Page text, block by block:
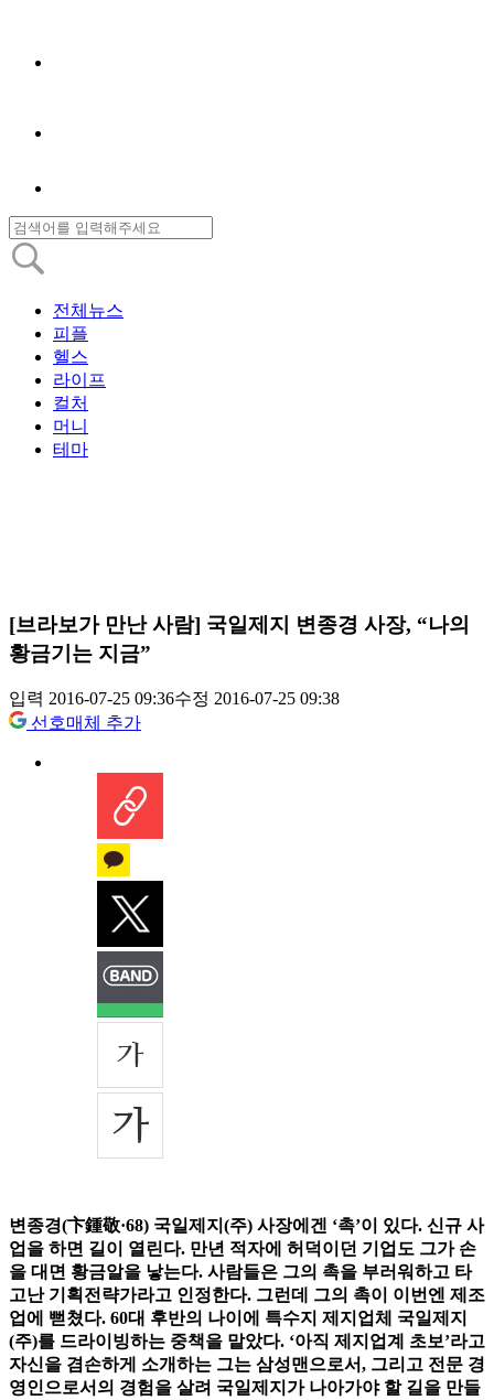
전체뉴스
피플
헬스
라이프
컬처
머니
테마
[브라보가 만난 사람] 국일제지 변종경 사장, “나의
황금기는 지금”
입력 2016-07-25 09:36수정 2016-07-25 09:38
선호매체 추가
변종경(卞鍾敬·68) 국일제지(주) 사장에겐 ‘촉’이 있다. 신규 사
업을 하면 길이 열린다. 만년 적자에 허덕이던 기업도 그가 손
을 대면 황금알을 낳는다. 사람들은 그의 촉을 부러워하고 타
고난 기획전략가라고 인정한다. 그런데 그의 촉이 이번엔 제조
업에 뻗쳤다. 60대 후반의 나이에 특수지 제지업체 국일제지
(주)를 드라이빙하는 중책을 맡았다. ‘아직 제지업계 초보’라고
자신을 겸손하게 소개하는 그는 삼성맨으로서, 그리고 전문 경
영인으로서의 경험을 살려 국일제지가 나아가야 할 길을 만들